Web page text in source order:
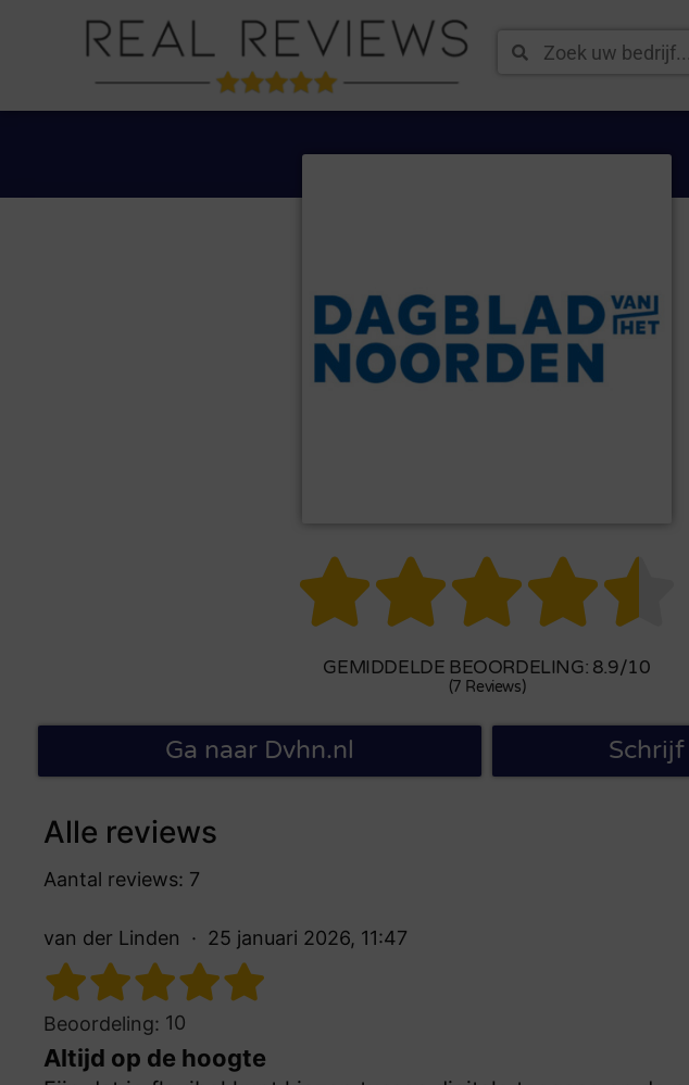

GEMIDDELDE BEOORDELING: 8.9/10
(7 Reviews)
Ga naar Dvhn.nl
Alle reviews
Aantal reviews: 7
van der Linden 25 januari 2026, 11:47
Beoordeling: 10
Altijd op de hoogte